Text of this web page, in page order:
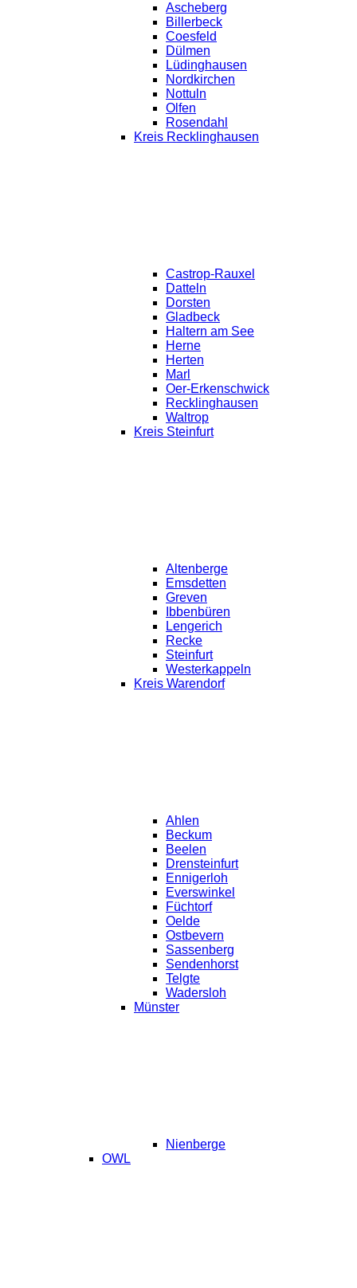
Ascheberg
Billerbeck
Coesfeld
Dülmen
Lüdinghausen
Nordkirchen
Nottuln
Olfen
Rosendahl
Kreis Recklinghausen
Castrop-Rauxel
Datteln
Dorsten
Gladbeck
Haltern am See
Herne
Herten
Marl
Oer-Erkenschwick
Recklinghausen
Waltrop
Kreis Steinfurt
Altenberge
Emsdetten
Greven
Ibbenbüren
Lengerich
Recke
Steinfurt
Westerkappeln
Kreis Warendorf
Ahlen
Beckum
Beelen
Drensteinfurt
Ennigerloh
Everswinkel
Füchtorf
Oelde
Ostbevern
Sassenberg
Sendenhorst
Telgte
Wadersloh
Münster
Nienberge
OWL